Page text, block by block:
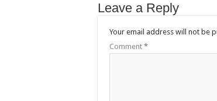
Leave a Reply
Your email address will not be
Comment *